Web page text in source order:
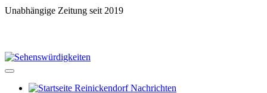
Unabhängige Zeitung seit 2019